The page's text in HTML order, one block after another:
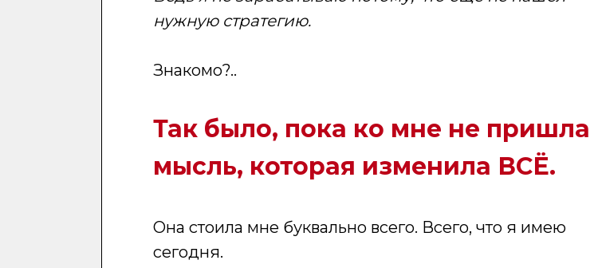
нужную стратегию.
Знакомо?..
Она стоила мне буквально всего. Всего, что я имею
сегодня.
Так было, пока ко мне не пришла
мысль, которая изменила ВСЁ.